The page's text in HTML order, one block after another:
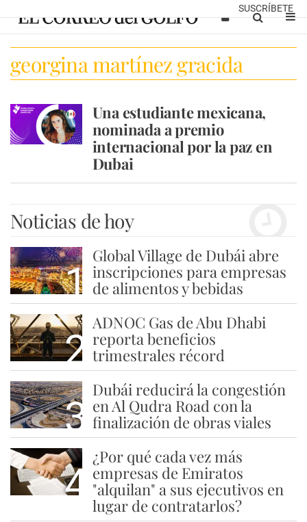
SUSCRÍBETE
georgina martínez gracida
Una estudiante mexicana,
nominada a premio
internacional por la paz en
Dubai
Noticias de hoy
1
Global Village de Dubái abre
inscripciones para empresas
de alimentos y bebidas
2
ADNOC Gas de Abu Dhabi
reporta beneficios
trimestrales récord
3
Dubái reducirá la congestión
en Al Qudra Road con la
finalización de obras viales
4
¿Por qué cada vez más
empresas de Emiratos
"alquilan" a sus ejecutivos en
lugar de contratarlos?